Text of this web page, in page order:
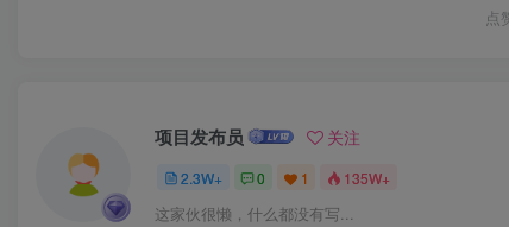
点
项目发布员 关注
2.3W+ 0 1 135W+
这家伙很懒，什么都没有写...